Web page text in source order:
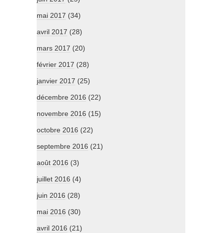
mai 2017 (34)
avril 2017 (28)
mars 2017 (20)
février 2017 (28)
janvier 2017 (25)
décembre 2016 (22)
novembre 2016 (15)
octobre 2016 (22)
septembre 2016 (21)
août 2016 (3)
juillet 2016 (4)
juin 2016 (28)
mai 2016 (30)
avril 2016 (21)